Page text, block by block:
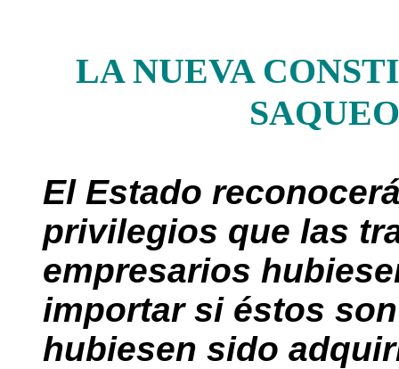
LA NUEVA
El Estado
privilegios que las
empresarios
importar si éstos
hubiesen sido